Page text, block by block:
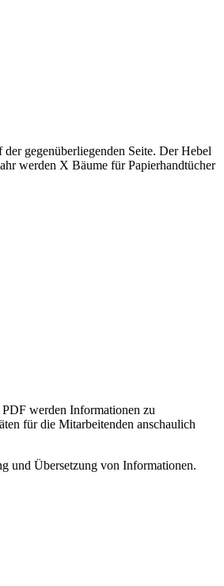
gegenüberliegenden Seite. Der Hebel
werden X Bäume für Papierhandtücher
werden Informationen zu
für die Mitarbeitenden anschaulich
und Übersetzung von Informationen.